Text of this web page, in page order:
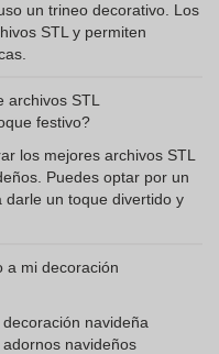
un trineo decorativo. Los
STL y permiten
STL
festivo?
los mejores archivos STL
Puedes optar por un
un toque divertido y
a mi decoración
navideña
navideños